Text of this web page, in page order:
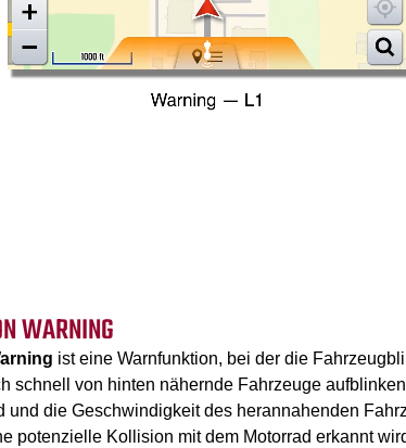
WARNING
ist eine Warnfunktion, bei der die
schnell von hinten nähernde Fahrzeuge
und die Geschwindigkeit des herannahenden
potenzielle Kollision mit dem Motorrad erkannt